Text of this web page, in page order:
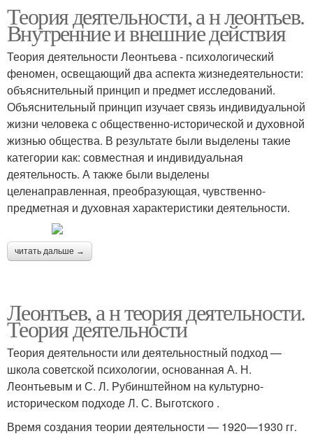
Теория деятельности, а н леонтьев.
Внутренние и внешние действия
Теория деятельности Леонтьева - психологический
феномен, освещающий два аспекта жизнедеятельности:
объяснительный принцип и предмет исследований.
Объяснительный принцип изучает связь индивидуальной
жизни человека с общественно-исторической и духовной
жизнью общества. В результате были выделены такие
категории как: совместная и индивидуальная
деятельность. А также были выделены
целенаправленная, преобразующая, чувственно-
предметная и духовная характеристики деятельности.
читать дальше →
Леонтьев, а н теория деятельности.
Теория деятельности
Теория деятельности или деятельностный подход —
школа советской психологии, основанная А. Н.
Леонтьевым и С. Л. Рубинштейном на культурно-
историческом подходе Л. С. Выготского .
Время создания теории деятельности — 1920—1930 гг.